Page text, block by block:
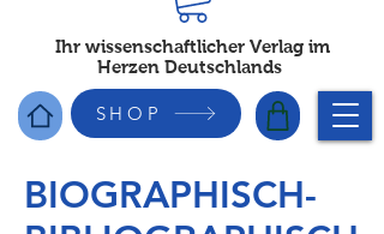
Ihr wissenschaftlicher Verlag im
Herzen Deutschlands
SHOP
BIOGRAPHISCH-